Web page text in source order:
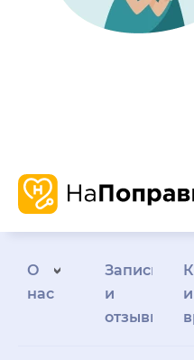
О
нас
Запись
и
отзывы
и